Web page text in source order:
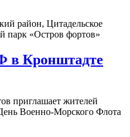
район, Цитадельское
парк «Остров фортов»
в Кронштадте
приглашает жителей
Военно-Морского Флота